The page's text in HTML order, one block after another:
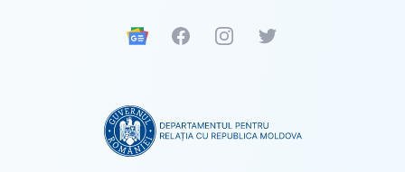
Google News
FacebookInstagramTwitter